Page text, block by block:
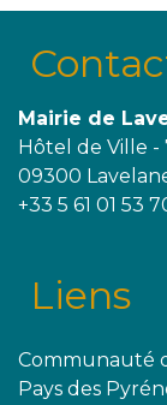
Mairie de
Hôtel de Ville -
09300
+33 5 61 01 53
Liens
Communauté
Pays des